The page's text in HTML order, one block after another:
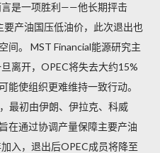
言是一项胜利——他长期抨击
要产油国压低油价，此次退出也
间。 MST Financial能源研究主
离开，OPEC将失去大约15%
能使组织更难维持一致行动。
最初由伊朗、伊拉克、科威
在通过协调产量保障主要产油
入，退出后OPEC成员将降至